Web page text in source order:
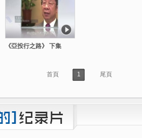
《亞投行之路》 下集
首頁 1 尾頁